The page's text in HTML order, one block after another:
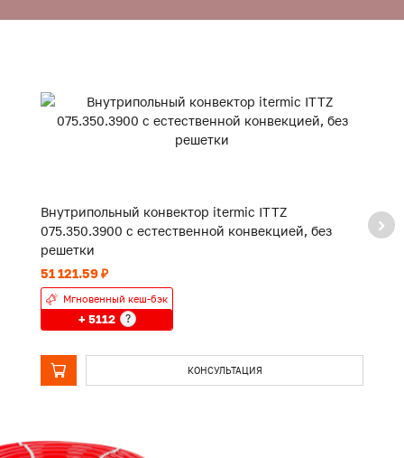
Внутрипольный конвектор itermic ITTZ
075.350.3900 с естественной конвекцией, без
решетки
51 121.59 ₽
Мгновенный кеш-бэк
+ 5112 ?
КОНСУЛЬТАЦИЯ